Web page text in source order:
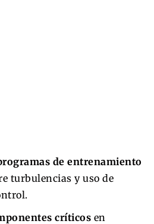
de entrenamiento
turbulencias y uso de
críticos en